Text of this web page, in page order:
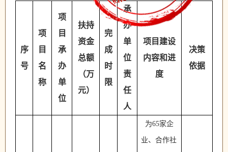
序
号
项
目
名
称
项
目
承
办
单
位
扶持
资金
总额
（万
元）
完
成
时
限
承
办
单
位
责
任
人
项目建设
内容和进
度
决策
依据
为65家企
业、合作社